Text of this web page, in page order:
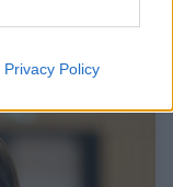
Privacy Policy